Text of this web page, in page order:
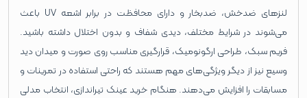
لنزهای ضدخش، ضدبخار و دارای محافظت در برابر اشعه UV باعث
می‌شوند در شرایط مختلف، دیدی شفاف و بدون اختلال داشته باشید.
فریم سبک، طراحی ارگونومیک، قرارگیری مناسب روی صورت و میدان دید
وسیع نیز از دیگر ویژگی‌های مهم هستند که راحتی استفاده در تمرینات و
مسابقات را افزایش می‌دهند. هنگام خرید عینک تیراندازی، انتخاب مدلی